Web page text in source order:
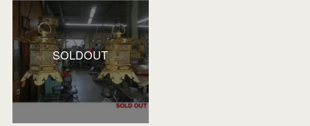
SOLDOUT